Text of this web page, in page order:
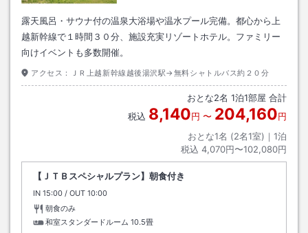
露天風呂・サウナ付の温泉大浴場や温水プール完備。都心から上
越新幹線で１時間３０分、施設充実リゾートホテル。ファミリー
向けイベントも多数開催。
アクセス： ＪＲ上越新幹線越後湯沢駅→無料シャトルバス約２０分
おとな2名 1泊1部屋 合計
税込 8,140円 〜 204,160円
おとな1名 (2名1室)｜ 1泊
税込 4,070円〜102,080円
【ＪＴＢスペシャルプラン】朝食付き
IN チェックイン
15:00 / OUT チェックアウト
10:00
朝食のみ
和室スタンダードルーム 10.5畳